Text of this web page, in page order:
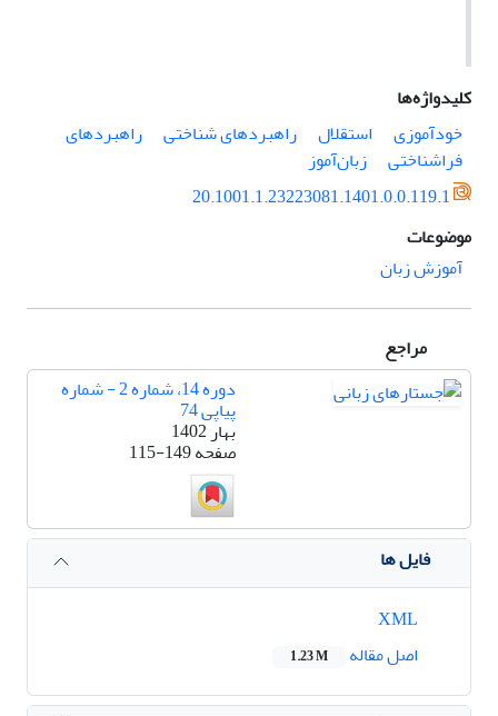
کلیدواژه‌ها
خودآموزی
استقلال راهبردهای شناختی
راهبردهای
فراشناختی
زبان‌آموز
20.1001.1.23223081.1401.0.0.119.1
موضوعات
آموزش زبان
مراجع
دوره 14، شماره 2 - شماره
پیاپی 74
بهار 1402
صفحه115-149
فایل ها
اصل مقاله
1.23 M